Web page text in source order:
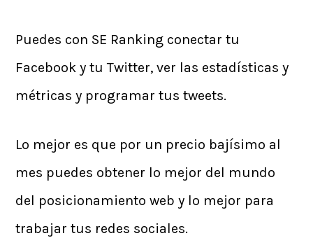
Puedes con SE Ranking conectar tu
Facebook y tu Twitter, ver las estadísticas y
métricas y programar tus tweets.
Lo mejor es que por un precio bajísimo al
mes puedes obtener lo mejor del mundo
del posicionamiento web y lo mejor para
trabajar tus redes sociales.